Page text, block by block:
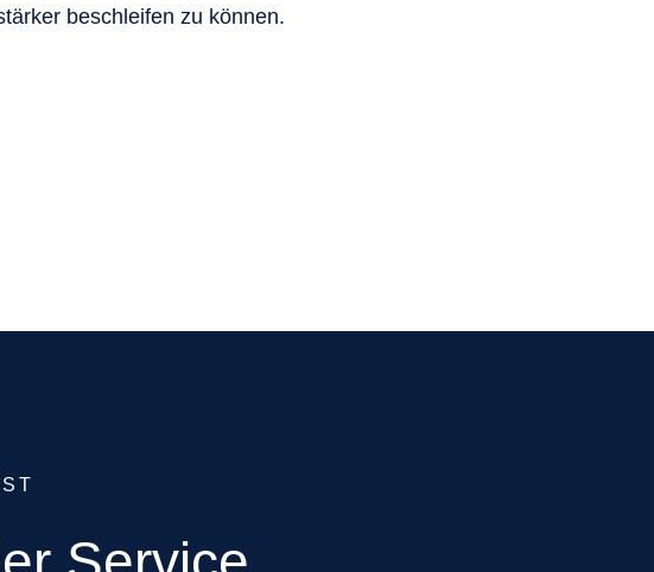
beschleifen zu können.